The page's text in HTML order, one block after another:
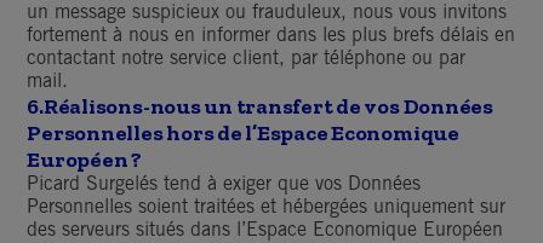
un message suspicieux ou frauduleux, nous vous invitons
fortement à nous en informer dans les plus brefs délais en
contactant notre service client, par téléphone ou par
mail.
6.Réalisons-nous un transfert de vos Données
Personnelles hors de l’Espace Economique
Européen ?
Picard Surgelés tend à exiger que vos Données
Personnelles soient traitées et hébergées uniquement sur
des serveurs situés dans l’Espace Economique Européen